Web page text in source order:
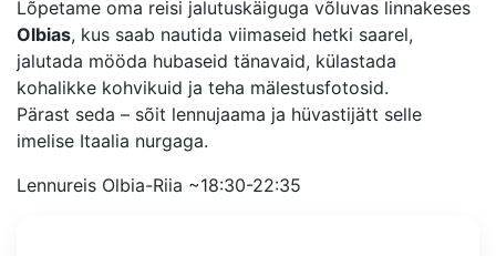
Lõpetame oma reisi jalutuskäiguga võluvas linnakeses
Olbias, kus saab nautida viimaseid hetki saarel,
jalutada mööda hubaseid tänavaid, külastada
kohalikke kohvikuid ja teha mälestusfotosid.
Pärast seda – sõit lennujaama ja hüvastijätt selle
imelise Itaalia nurgaga.
Lennureis Olbia-Riia ~18:30-22:35